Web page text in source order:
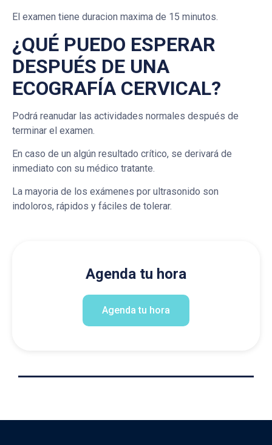
El examen tiene duracion maxima de 15 minutos.
¿QUÉ PUEDO ESPERAR
DESPUÉS DE UNA
ECOGRAFÍA CERVICAL?
Podrá reanudar las actividades normales después de
terminar el examen.
En caso de un algún resultado crítico, se derivará de
inmediato con su médico tratante.
La mayoria de los exámenes por ultrasonido son
indoloros, rápidos y fáciles de tolerar.
Agenda tu hora
Agenda tu hora